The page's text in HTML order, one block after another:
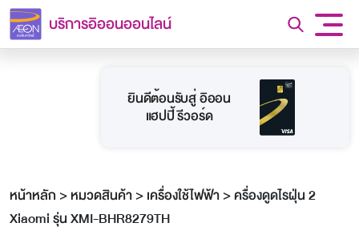
บริการอิออนออนไลน์
ยินดีต้อนรับสู่ อิออน
แฮปปี้ รีวอร์ด
หน้าหลัก >หมวดสินค้า>เครื่องใช้ไฟฟ้า>ครื่องดูดไรฝุ่น 2
Xiaomi รุ่น XMI-BHR8279TH